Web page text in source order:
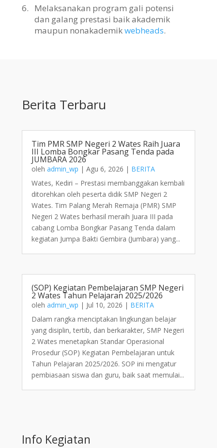
6.
Melaksanakan program gali potensi
dan galang prestasi baik akademik
maupun nonakademikwebheads.
Berita Terbaru
Tim PMR SMP Negeri 2 Wates Raih Juara
III Lomba Bongkar Pasang Tenda pada
JUMBARA 2026
oleh admin_wp | Agu 6, 2026 | BERITA
Wates, Kediri – Prestasi membanggakan kembali
ditorehkan oleh peserta didik SMP Negeri 2
Wates. Tim Palang Merah Remaja (PMR) SMP
Negeri 2 Wates berhasil meraih Juara III pada
cabang Lomba Bongkar Pasang Tenda dalam
kegiatan Jumpa Bakti Gembira (Jumbara) yang...
(SOP) Kegiatan Pembelajaran SMP Negeri
2 Wates Tahun Pelajaran 2025/2026
oleh admin_wp | Jul 10, 2026 | BERITA
Dalam rangka menciptakan lingkungan belajar
yang disiplin, tertib, dan berkarakter, SMP Negeri
2 Wates menetapkan Standar Operasional
Prosedur (SOP) Kegiatan Pembelajaran untuk
Tahun Pelajaran 2025/2026. SOP ini mengatur
pembiasaan siswa dan guru, baik saat memulai...
Info Kegiatan